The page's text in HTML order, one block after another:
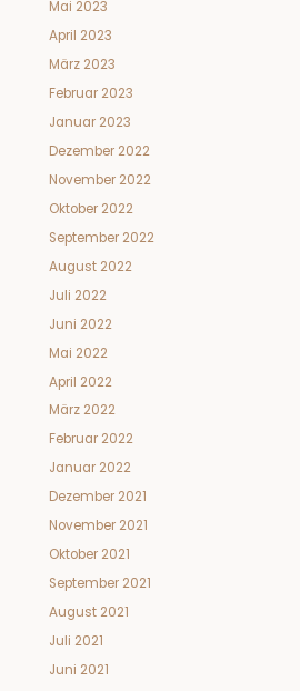
Mai 2023
April 2023
März 2023
Februar 2023
Januar 2023
Dezember 2022
November 2022
Oktober 2022
September 2022
August 2022
Juli 2022
Juni 2022
Mai 2022
April 2022
März 2022
Februar 2022
Januar 2022
Dezember 2021
November 2021
Oktober 2021
September 2021
August 2021
Juli 2021
Juni 2021